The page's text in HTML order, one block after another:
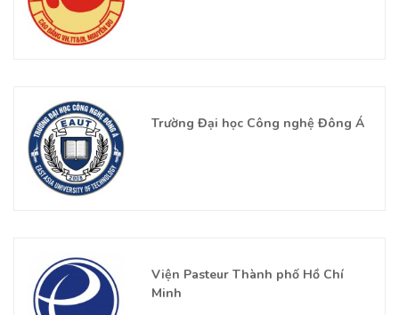
Trường Đại học Công nghệ Đông Á
Viện Pasteur Thành phố Hồ Chí
Minh